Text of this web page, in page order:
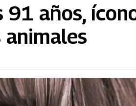
años,